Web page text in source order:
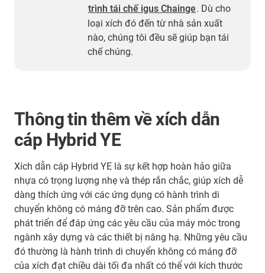
trình tái chế igus Chainge. Dù cho
loại xích đó đến từ nhà sản xuất
nào, chúng tôi đều sẽ giúp bạn tái
chế chúng.
Thông tin thêm về xích dẫn
cáp Hybrid YE
Xích dẫn cáp Hybrid YE là sự kết hợp hoàn hảo giữa
nhựa có trọng lượng nhẹ và thép rắn chắc, giúp xích dễ
dàng thích ứng với các ứng dụng có hành trình di
chuyển không có máng đỡ trên cao. Sản phẩm được
phát triển để đáp ứng các yêu cầu của máy móc trong
ngành xây dựng và các thiết bị nâng hạ. Những yêu cầu
đó thường là hành trình di chuyển không có máng đỡ
của xích đạt chiều dài tối đa nhất có thể với kích thước